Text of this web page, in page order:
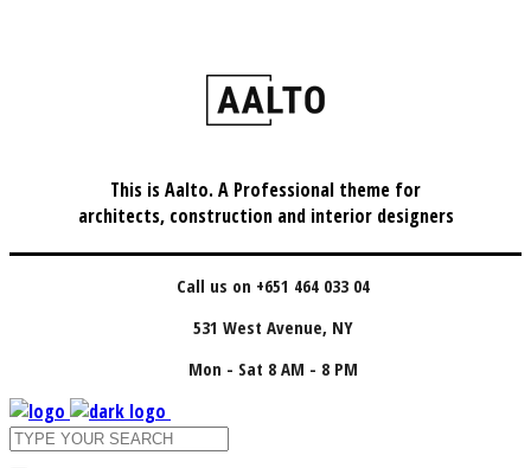
This is Aalto. A Professional theme for
architects, construction and interior designers
Call us on +651 464 033 04
531 West Avenue, NY
Mon - Sat 8 AM - 8 PM